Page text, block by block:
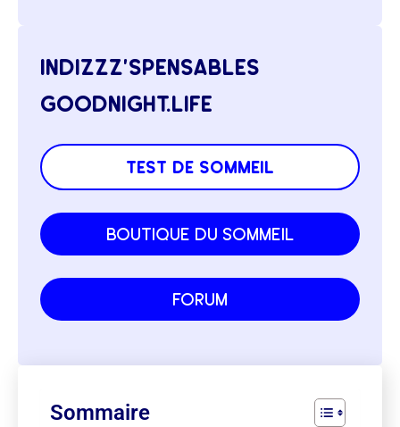
indizzz’spensables
goodnight.life
test de sommeil
boutique du sommeil
forum
Sommaire